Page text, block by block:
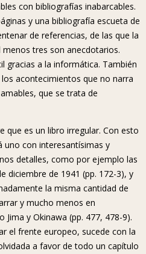
con bibliografías inabarcables.
y una bibliografía escueta de
de referencias, de las que la
tres son anecdotarios.
gracias a la informática. También
acontecimientos que no narra
que se trata de
que es un libro irregular. Con esto
uno con interesantísimas y
detalles, como por ejemplo las
diciembre de 1941 (pp. 172-3), y
la misma cantidad de
y mucho menos en
y Okinawa (pp. 477, 478-9).
el frente europeo, sucede con la
a favor de todo un capítulo